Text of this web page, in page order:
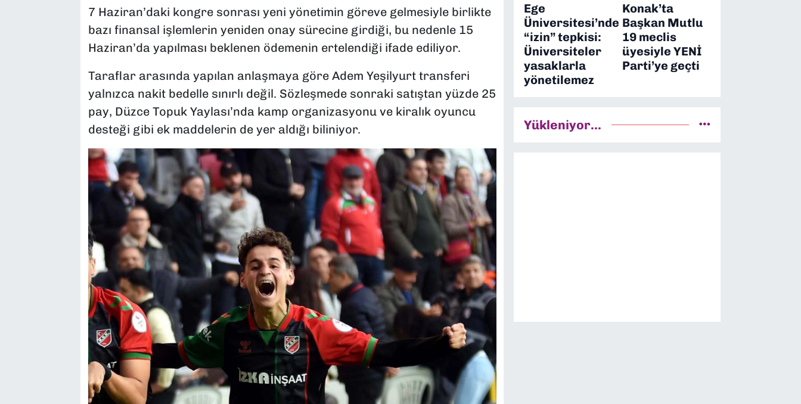
7 Haziran’daki kongre sonrası yeni yönetimin göreve gelmesiyle birlikte
bazı finansal işlemlerin yeniden onay sürecine girdiği, bu nedenle 15
Haziran’da yapılması beklenen ödemenin ertelendiği ifade ediliyor.
Taraflar arasında yapılan anlaşmaya göre Adem Yeşilyurt transferi
yalnızca nakit bedelle sınırlı değil. Sözleşmede sonraki satıştan yüzde 25
pay, Düzce Topuk Yaylası’nda kamp organizasyonu ve kiralık oyuncu
desteği gibi ek maddelerin de yer aldığı biliniyor.
Ege
Üniversitesi’nde
“izin” tepkisi:
Üniversiteler
yasaklarla
yönetilemez
Konak’ta
Başkan Mutlu
19 meclis
üyesiyle YENİ
Parti’ye geçti
Yükleniyor...